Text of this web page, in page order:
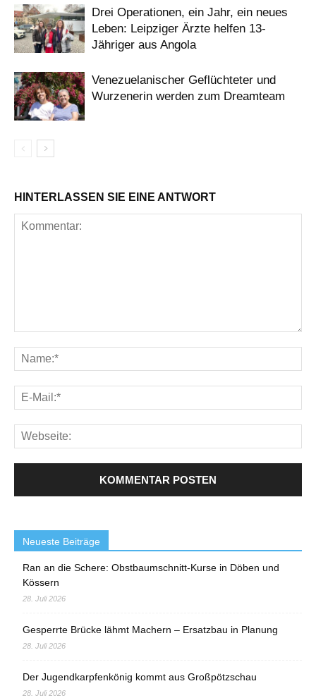
Drei Operationen, ein Jahr, ein neues
Leben: Leipziger Ärzte helfen 13-
Jähriger aus Angola
Venezuelanischer Geflüchteter und
Wurzenerin werden zum Dreamteam
HINTERLASSEN SIE EINE ANTWORT
Neueste Beiträge
Ran an die Schere: Obstbaumschnitt-Kurse in Döben und
Kössern
28. Juli 2026
Gesperrte Brücke lähmt Machern – Ersatzbau in Planung
28. Juli 2026
Der Jugendkarpfenkönig kommt aus Großpötzschau
28. Juli 2026